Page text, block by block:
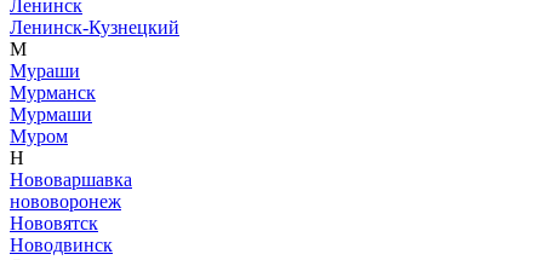
Ленинск
Ленинск-Кузнецкий
М
Мураши
Мурманск
Мурмаши
Муром
Н
Нововаршавка
нововоронеж
Нововятск
Новодвинск